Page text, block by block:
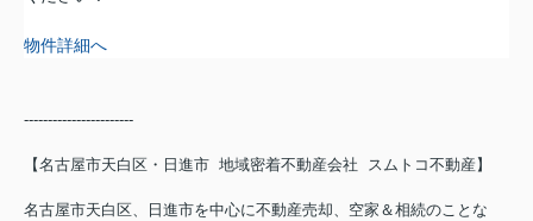
物件詳細へ
-----------------------
【名古屋市天白区・日進市 地域密着不動産会社 スムトコ不動産】
名古屋市天白区、日進市を中心に不動産売却、空家＆相続のことな